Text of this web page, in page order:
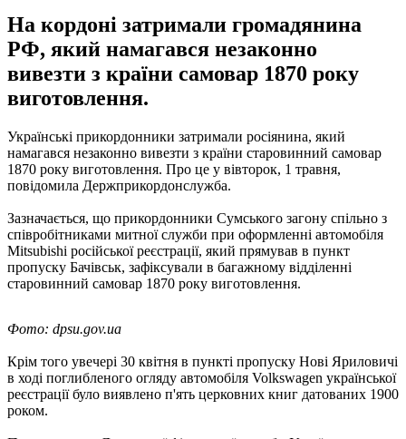
На кордоні затримали громадянина
РФ, який намагався незаконно
вивезти з країни самовар 1870 року
виготовлення.
Українські прикордонники затримали росіянина, який
намагався незаконно вивезти з країни старовинний самовар
1870 року виготовлення. Про це у вівторок, 1 травня,
повідомила Держприкордонслужба.
Зазначається, що прикордонники Сумського загону спільно з
співробітниками митної служби при оформленні автомобіля
Mitsubishi російської реєстрації, який прямував в пункт
пропуску Бачівськ, зафіксували в багажному відділенні
старовинний самовар 1870 року виготовлення.
Фото: dpsu.gov.ua
Крім того увечері 30 квітня в пункті пропуску Нові Яриловичі
в ході поглибленого огляду автомобіля Volkswagen української
реєстрації було виявлено п'ять церковних книг датованих 1900
роком.